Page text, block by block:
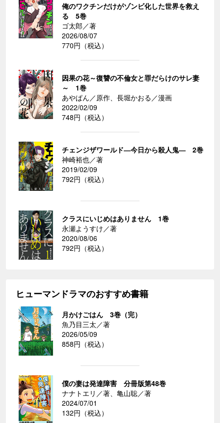
俺のワクチンだけがゾンビ化した世界を救え
る 5巻
ゴ太郎／著
2026/08/07
770円（税込）
因果の花～復讐の不倫女と罪だらけのサレ妻
～ 1巻
あやぱん／原作、長堀かおる／漫画
2022/02/09
748円（税込）
チェンジザワールド―今日から殺人鬼― 2巻
神崎裕也／著
2019/02/09
792円（税込）
クラスにいじめはありません 1巻
永瀬ようすけ／著
2020/08/06
792円（税込）
ヒューマンドラマのおすすめ書籍
月かけごはん 3巻（完）
魚乃目三太／著
2026/05/09
858円（税込）
僕の妻は発達障害 分冊版第48巻
ナナトエリ／著、亀山聡／著
2024/07/01
132円（税込）